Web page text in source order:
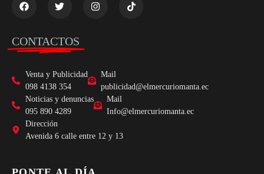
CONTACTOS
Venta y Publicidad
098 4138 354
Mail
publicidad@elmercuriomanta.ec
Noticias y denuncias
095 890 4289
Mail
Info@elmercuriomanta.ec
Dirección
Avenida 6 calle entre 12 y 13